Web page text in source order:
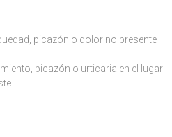
picazón o dolor no presente
picazón o urticaria en el lugar